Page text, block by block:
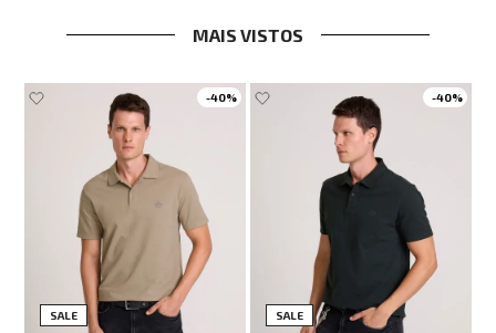
MAIS VISTOS
-40%
SALE
-40%
SALE